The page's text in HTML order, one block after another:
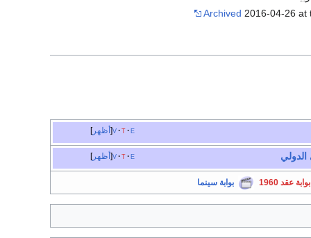
Archived 2016-04-26
أظهر v t e
أظهر v t e
بوابة عقد 1960 بوابة سينما